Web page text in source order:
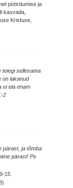
pöördumise ja
kasvada,
Kristuse,
teiegi sellesama
on lakanud
ei ela enam
2
pärast, ja tõmba
pärast! Ps
15